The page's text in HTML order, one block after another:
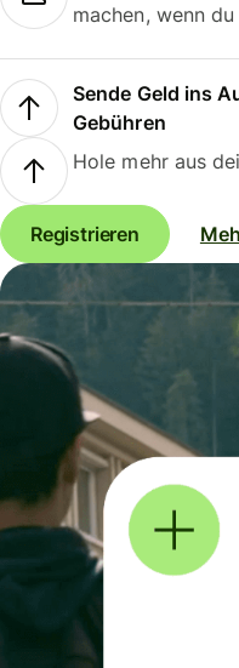
machen, wenn
Sende Geld ins
Gebühren
Hole mehr aus
Registrieren